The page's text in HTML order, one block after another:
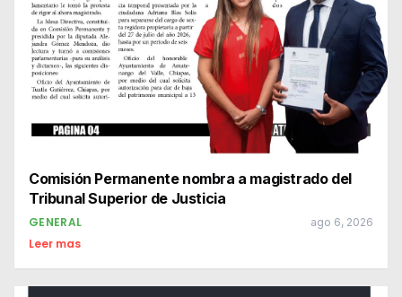
Comisión Permanente nombra a magistrado del
Tribunal Superior de Justicia
GENERAL ago 6, 2026
Leer mas